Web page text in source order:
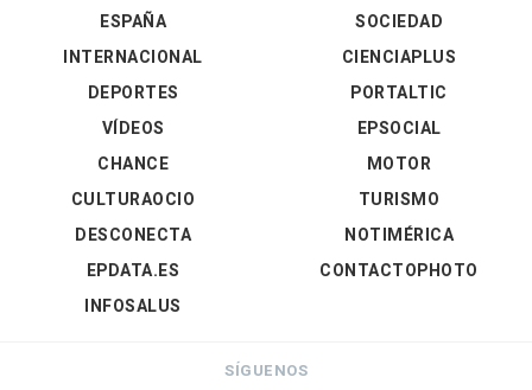
ESPAÑA
INTERNACIONAL
DEPORTES
VÍDEOS
SOCIEDAD
CIENCIAPLUS
PORTALTIC
EPSOCIAL
CHANCE
CULTURAOCIO
DESCONECTA
EPDATA.ES
INFOSALUS
MOTOR
TURISMO
NOTIMÉRICA
CONTACTOPHOTO
SÍGUENOS